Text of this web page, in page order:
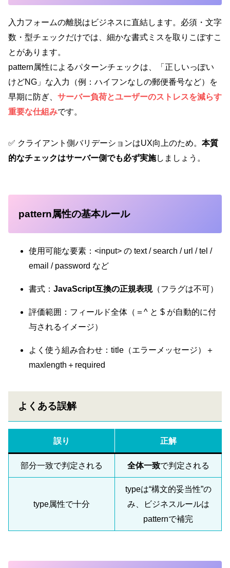
入力フォームの離脱はビジネスに直結します。必須・文字
数・型チェックだけでは、細かな書式ミスを取りこぼすこ
とがあります。
pattern属性によるパターンチェックは、「正しいっぽい
けどNG」な入力（例：ハイフンなしの郵便番号など）を
早期に防ぎ、 サーバー負荷とユーザーのストレスを減らす
重要な仕組みです。
✅ クライアント側バリデーションはUX向上のため。 本質
的なチェックはサーバー側でも必ず実施しましょう。
pattern属性の基本ルール
使用可能な要素：<input> の text / search / url / tel /
email / password など
書式： JavaScript互換の正規表現（フラグは不可）
評価範囲：フィールド全体（＝^ と $ が自動的に付
与されるイメージ）
よく使う組み合わせ：title（エラーメッセージ）＋
maxlength＋required
よくある誤解
誤り 正解
部分一致で判定される 全体一致で判定される
type属性で十分
typeは“構文的妥当性”の
み、ビジネスルールは
patternで補完